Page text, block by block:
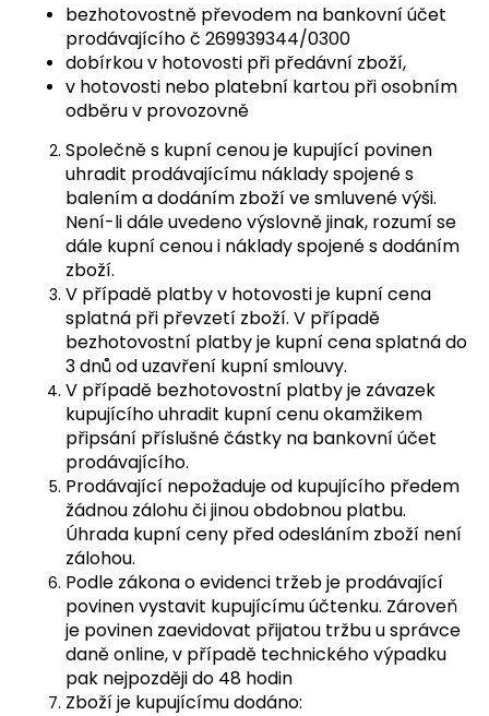
bezhotovostně převodem na bankovní účet
prodávajícího č 269939344/0300
dobírkou v hotovosti při předávní zboží,
v hotovosti nebo platební kartou při osobním
odběru v provozovně
Společně s kupní cenou je kupující povinen
uhradit prodávajícímu náklady spojené s
balením a dodáním zboží ve smluvené výši.
Není-li dále uvedeno výslovně jinak, rozumí se
dále kupní cenou i náklady spojené s dodáním
zboží.
V případě platby v hotovosti je kupní cena
splatná při převzetí zboží. V případě
bezhotovostní platby je kupní cena splatná do
3 dnů od uzavření kupní smlouvy.
V případě bezhotovostní platby je závazek
kupujícího uhradit kupní cenu okamžikem
připsání příslušné částky na bankovní účet
prodávajícího.
Prodávající nepožaduje od kupujícího předem
žádnou zálohu či jinou obdobnou platbu.
Úhrada kupní ceny před odesláním zboží není
zálohou.
Podle zákona o evidenci tržeb je prodávající
povinen vystavit kupujícímu účtenku. Zároveň
je povinen zaevidovat přijatou tržbu u správce
daně online, v případě technického výpadku
pak nejpozději do 48 hodin
Zboží je kupujícímu dodáno: